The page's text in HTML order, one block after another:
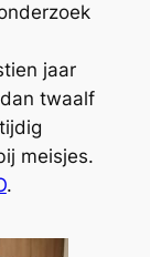
jaar
twaalf
meisjes.
.